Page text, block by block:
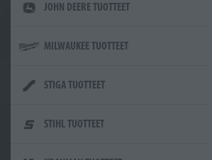
JOHN DEERE TUOTTEET
MILWAUKEE TUOTTEET
STIGA TUOTTEET
STIHL TUOTTEET